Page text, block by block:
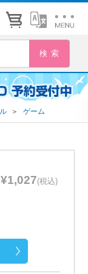
＞ ゲーム
¥1,027(税込)